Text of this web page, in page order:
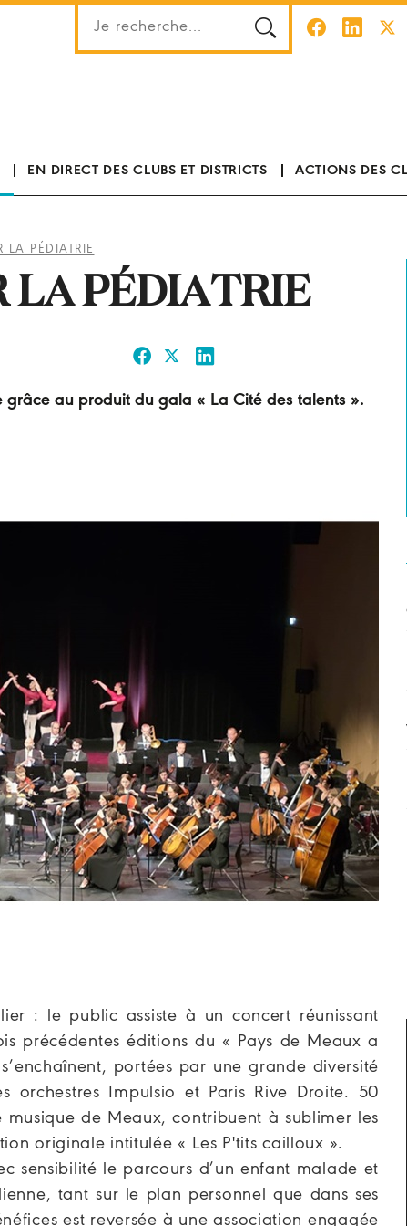
EN DIRECT DES CLUBS ET DISTRICTS ACTIONS DES
LA PÉDIATRIE
LA PÉDIATRIE
au produit du gala « La Cité des talents ».
: le public assiste à un concert réunissant
précédentes éditions du « Pays de Meaux a
portées par une grande diversité
orchestres Impulsio et Paris Rive Droite. 50
de Meaux, contribuent à sublimer les
originale intitulée « Les P'tits cailloux ».
sensibilité le parcours d’un enfant malade et
tant sur le plan personnel que dans ses
est reversée à une association engagée